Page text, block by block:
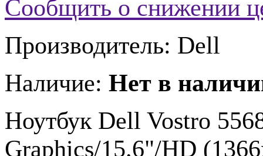
Сообщить о снижении
Производитель: Dell
Наличие: Нет в
Ноутбук Dell Vostro
Graphics/15.6"/HD